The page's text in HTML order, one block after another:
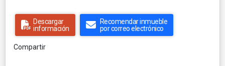
Descargar
información
Recomendar inmueble
por correo electrónico
Compartir